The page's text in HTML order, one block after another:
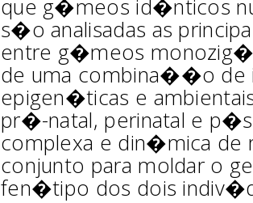
que g�meos id�nticos
s�o analisadas as
entre g�meos
de uma combina��o de
epigen�ticas e
pr�-natal, perinatal e
complexa e din�mica
conjunto para moldar o
fen�tipo dos dois